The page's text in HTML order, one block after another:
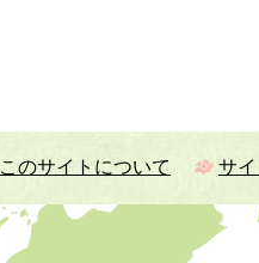
このサイトについて サ